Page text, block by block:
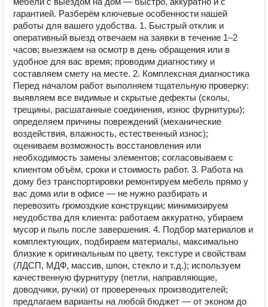
гарантией. Разберём ключевые особенности нашей
работы для вашего удобства. 1. Быстрый отклик и
оперативный выезд отвечаем на заявки в течение 1–2
часов; выезжаем на осмотр в день обращения или в
удобное для вас время; проводим диагностику и
составляем смету на месте. 2. Комплексная диагностика
Перед началом работ выполняем тщательную проверку:
выявляем все видимые и скрытые дефекты (сколы,
трещины, расшатанные соединения, износ фурнитуры);
определяем причины повреждений (механические
воздействия, влажность, естественный износ);
оцениваем возможность восстановления или
необходимость замены элементов; согласовываем с
клиентом объём, сроки и стоимость работ. 3. Работа на
дому без транспортировки ремонтируем мебель прямо у
вас дома или в офисе — не нужно разбирать и
перевозить громоздкие конструкции; минимизируем
неудобства для клиента: работаем аккуратно, убираем
мусор и пыль после завершения. 4. Подбор материалов и
комплектующих, подбираем материалы, максимально
близкие к оригинальным по цвету, текстуре и свойствам
(ЛДСП, МДФ, массив, шпон, стекло и т. д.); используем
качественную фурнитуру (петли, направляющие,
доводчики, ручки) от проверенных производителей;
предлагаем варианты на любой бюджет — от эконом до